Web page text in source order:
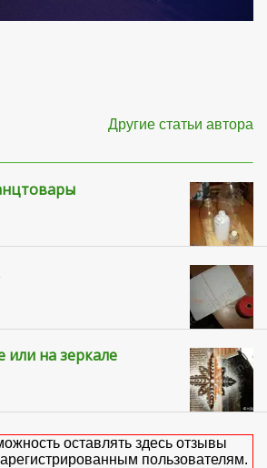
Другие статьи автора
или на зеркале
оставлять здесь отзывы
пользователям.